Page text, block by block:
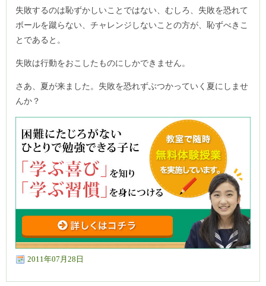
失敗するのは恥ずかしいことではない、むしろ、失敗を恐れて
ボールを蹴らない、チャレンジしないことの方が、恥ずべきこ
とであると。
失敗は行動をおこしたものにしかできません。
さあ、夏が来ました。失敗を恐れずぶつかっていく夏にしませ
んか？
2011年07月28日